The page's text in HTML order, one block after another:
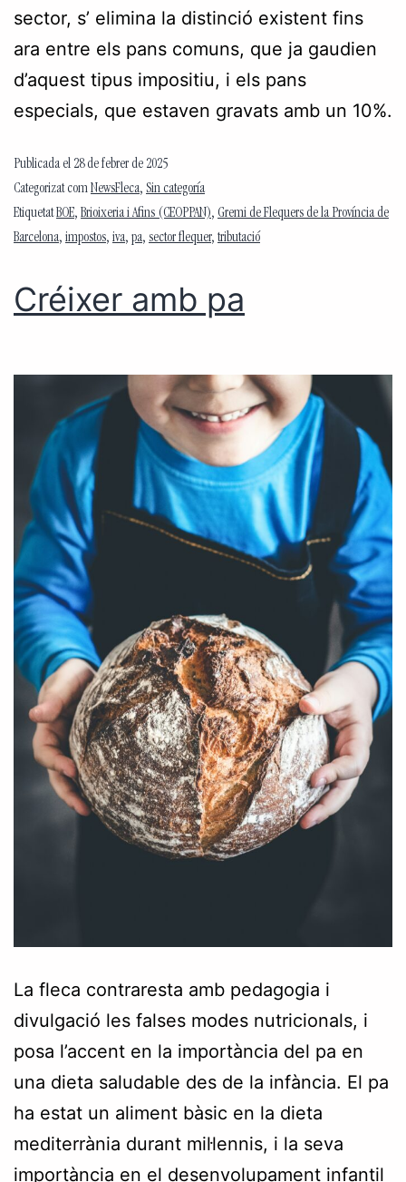
sector, s’ elimina la distinció existent fins
ara entre els pans comuns, que ja gaudien
d’aquest tipus impositiu, i els pans
especials, que estaven gravats amb un 10%.
Publicada el 28 de febrer de 2025
Categorizat comNewsFleca, Sin categoría
EtiquetatBOE, Brioixeria i Afins (CEOPPAN), Gremi de Flequers de la Província de
Barcelona, impostos, iva, pa, sector flequer, tributació
Créixer amb pa
La fleca contraresta amb pedagogia i
divulgació les falses modes nutricionals, i
posa l’accent en la importància del pa en
una dieta saludable des de la infància. El pa
ha estat un aliment bàsic en la dieta
mediterrània durant mil·lennis, i la seva
importància en el desenvolupament infantil